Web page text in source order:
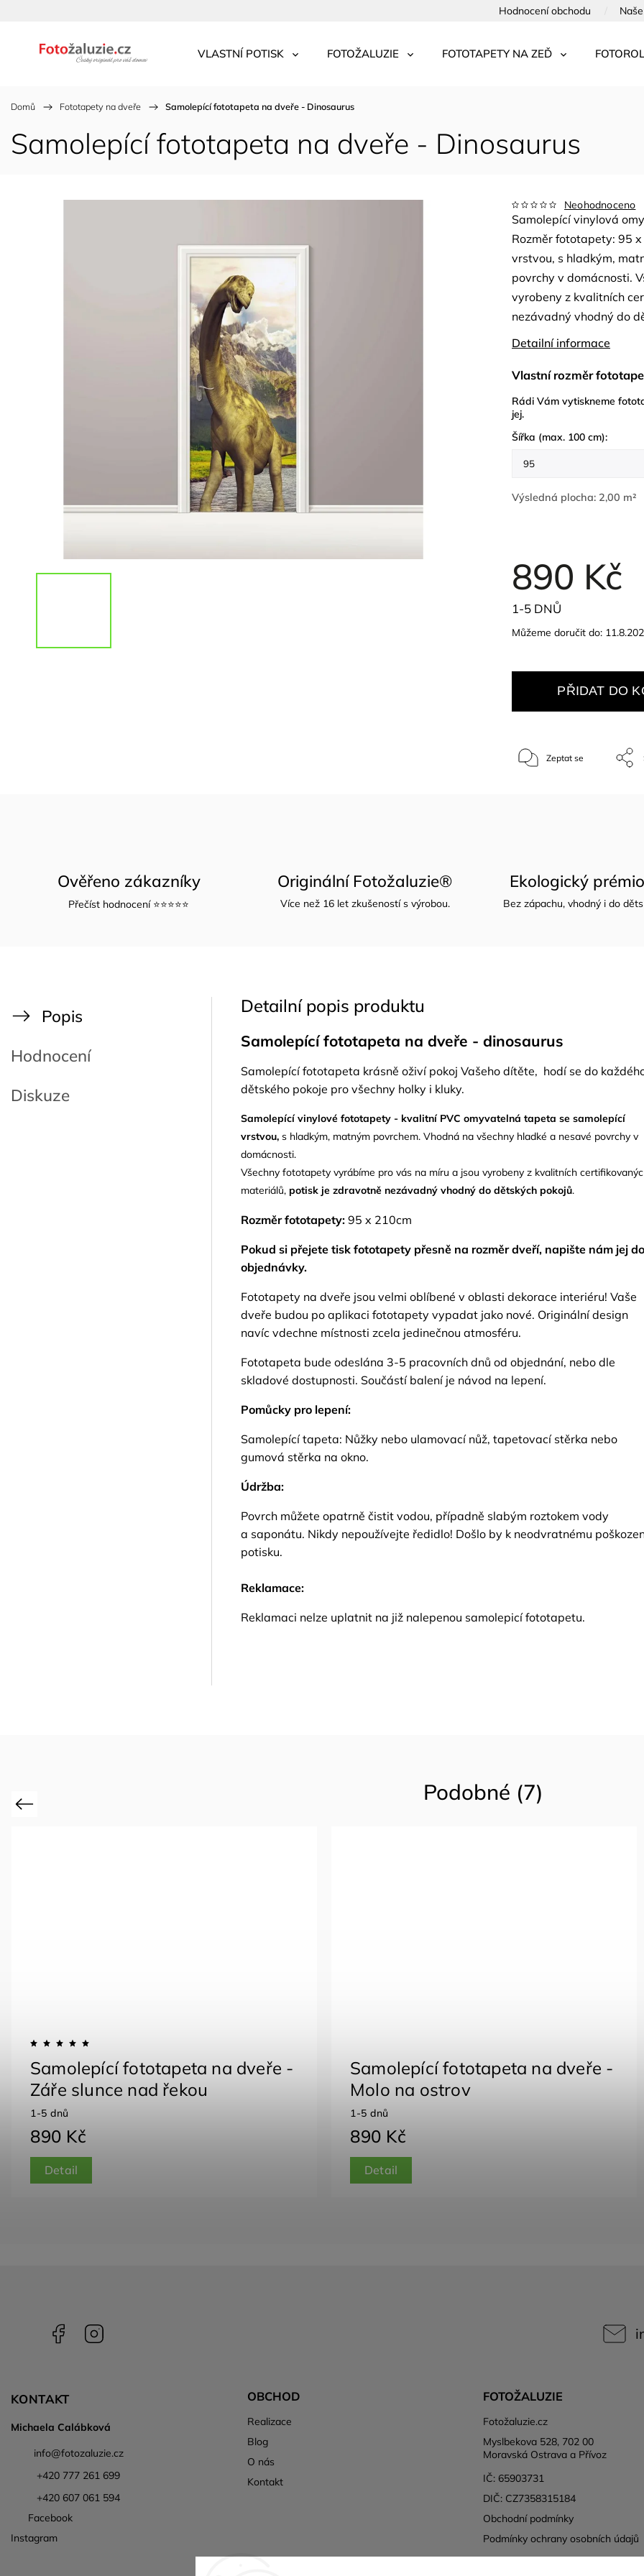
Hodnocení obchodu
VLASTNÍ POTISK FOTOŽALUZIE FOTOTAPETY NA ZEĎ
Domů / Fototapety na dveře / Samolepící fototapeta na dveře - Dinosaurus
Samolepící fototapeta na dveře - Dinosaurus
Neohodnoceno
890 Kč
Samolepící vinylová
Rozměr fototapety: 95
vrstvou, s hladkým,
povrchy v domácnosti.
vyrobeny z kvalitních
nezávadný vhodný do
Detailní informace
Vlastní rozměr
Rádi Vám vytiskneme
jej.
Šířka (max. 100 cm):
Výsledná plocha: 2,00 m²
1-5 DNŮ
Můžeme doručit do:
PŘIDAT DO
Zeptat se
Ověřeno zákazníky
Přečíst hodnocení ⭐⭐⭐⭐⭐
Originální Fotožaluzie®
Více než 16 let zkušeností s výrobou.
Ekologický
Bez zápachu, vhodný i do
Popis
Hodnocení
Diskuze
Detailní popis produktu
Samolepící fototapeta na dveře - dinosaurus
Samolepící fototapeta krásně oživí pokoj Vašeho dítěte, hodí se do
dětského pokoje pro všechny holky i kluky.
Samolepící vinylové fototapety - kvalitní PVC omyvatelná tapeta se samolepící
vrstvou, s hladkým, matným povrchem. Vhodná na všechny hladké a nesavé povrchy v
domácnosti.
Všechny fototapety vyrábíme pro vás na míru a jsou vyrobeny z kvalitních
materiálů, potisk je zdravotně nezávadný vhodný do dětských pokojů.
Rozměr fototapety: 95 x 210cm
Pokud si přejete tisk fototapety přesně na rozměr dveří, napište nám jej do
objednávky.
Fototapety na dveře jsou velmi oblíbené v oblasti dekorace interiéru! Vaše
dveře budou po aplikaci fototapety vypadat jako nové. Originální design
navíc vdechne místnosti zcela jedinečnou atmosféru.
Fototapeta bude odeslána 3-5 pracovních dnů od objednání, nebo dle
skladové dostupnosti. Součástí balení je návod na lepení.
Pomůcky pro lepení:
Samolepící tapeta: Nůžky nebo ulamovací nůž, tapetovací stěrka nebo
gumová stěrka na okno.
Údržba:
Povrch můžete opatrně čistit vodou, případně slabým roztokem vody
a saponátu. Nikdy nepoužívejte ředidlo! Došlo by k neodvratnému
potisku.
Reklamace:
Reklamaci nelze uplatnit na již nalepenou samolepicí fototapetu.
Podobné (7)
Previous
Samolepící fototapeta na dveře -
Záře slunce nad řekou
1-5 dnů
890 Kč
Detail
Samolepící fototapeta na dveře -
Molo na ostrov
1-5 dnů
890 Kč
Detail
Facebook
KONTAKT
Michaela Calábková
info@fotozaluzie.cz
+420 777 261 699
+420 607 061 594
Facebook
Instagram
OBCHOD
Realizace
Blog
O nás
Kontakt
FOTOŽALUZIE
Fotožaluzie.cz
Myslbekova 528, 702 00
Moravská Ostrava a Přívoz
IČ: 65903731
DIČ: CZ7358315184
Obchodní podmínky
Podmínky ochrany osobních údajů